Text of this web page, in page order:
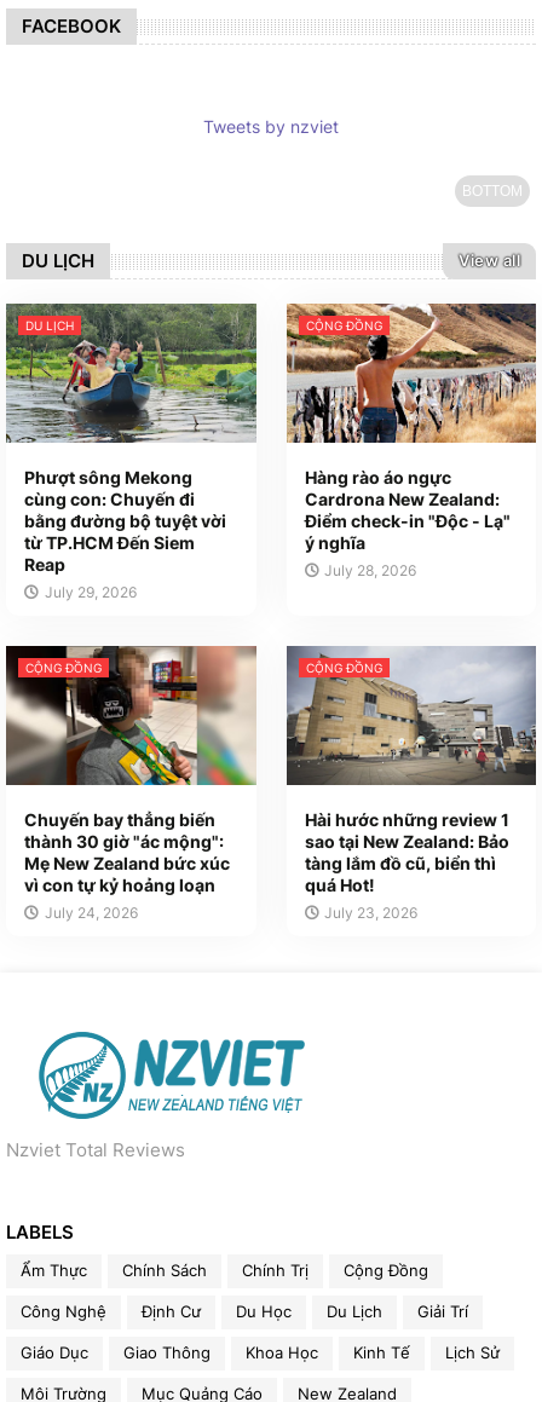
FACEBOOK
Tweets by nzviet
BOTTOM
DU LỊCH View all
DU LỊCH
Phượt sông Mekong
cùng con: Chuyến đi
bằng đường bộ tuyệt vời
từ TP.HCM Đến Siem
Reap
July 29, 2026
CỘNG ĐỒNG
Hàng rào áo ngực
Cardrona New Zealand:
Điểm check-in "Độc - Lạ"
ý nghĩa
July 28, 2026
CỘNG ĐỒNG
Chuyến bay thẳng biến
thành 30 giờ "ác mộng":
Mẹ New Zealand bức xúc
vì con tự kỷ hoảng loạn
July 24, 2026
CỘNG ĐỒNG
Hài hước những review 1
sao tại New Zealand: Bảo
tàng lắm đồ cũ, biển thì
quá Hot!
July 23, 2026
Nzviet Total Reviews
LABELS
Ẩm Thực Chính Sách Chính Trị Cộng Đồng
Công Nghệ Định Cư Du Học Du Lịch Giải Trí
Giáo Dục Giao Thông Khoa Học Kinh Tế Lịch Sử
Môi Trường Mục Quảng Cáo New Zealand